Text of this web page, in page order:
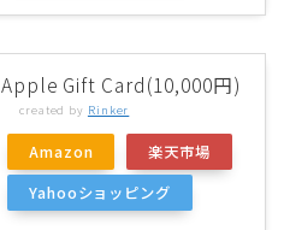
Apple Gift Card(10,000円)
created by Rinker
Amazon
楽天市場
Yahooショッピング